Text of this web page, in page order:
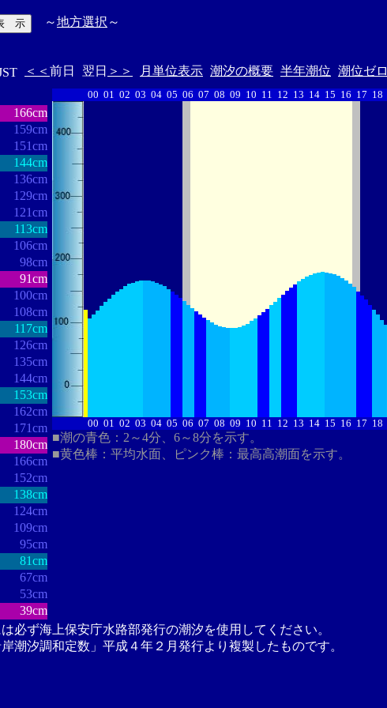
～地方選択 ～
＜＜ 前日 翌日 ＞＞ 月単位表示 潮汐の概要 半年潮位 潮位ゼロ
166cm
159cm
151cm
144cm
136cm
129cm
121cm
113cm
106cm
98cm
91cm
100cm
108cm
117cm
126cm
135cm
144cm
153cm
162cm
171cm
180cm
166cm
152cm
138cm
124cm
109cm
95cm
81cm
67cm
53cm
39cm
00 01 02 03 04 05 06 07 08 09 10 11 12 13 14 15 16 17 18
00 01 02 03 04 05 06 07 08 09 10 11 12 13 14 15 16 17 18
■潮の青色：2～4分、6～8分を示す。
■黄色棒：平均水面、ピンク棒：最高高潮面を示す。
必ず海上保安庁水路部発行の潮汐を使用してください。
潮汐調和定数」平成４年２月発行より複製したものです。